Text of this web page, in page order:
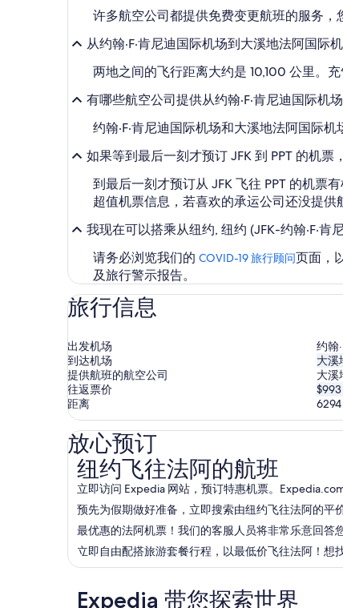
许多航空公司都提供免费变更航班的服务，
从约翰·F·肯尼迪国际机场到大溪地法阿国际
两地之间的飞行距离大约是 10,100 公里。
有哪些航空公司提供从约翰·F·肯尼迪国际机
约翰·F·肯尼迪国际机场和大溪地法阿国际
如果等到最后一刻才预订 JFK 到 PPT 的机票
到最后一刻才预订从 JFK 飞往 PPT 的机票
超值机票信息，若喜欢的承运公司还没提供
我现在可以搭乘从纽约, 纽约 (JFK-约翰·F·
请务必浏览我们的 COVID-19 旅行顾问页面，
及旅行警示报告。
旅行信息
出发机场
约翰
到达机场
大溪
提供航班的航空公司
大溪
往返票价
$993
距离
6294
放心预订
纽约飞往法阿的航班
立即访问 Expedia 网站，预订特惠机票。
预先为假期做好准备，立即搜索由纽约飞往法阿的平
最优惠的法阿机票！我们的客服人员将非常乐意回答
立即自由配搭旅游套餐行程，以最低价飞往法阿！想
纽约飞往法阿的航班
Expedia 带您探索世界